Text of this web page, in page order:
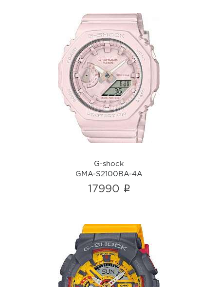
G-shock
GMA-S2100BA-4A
i
G-shock
GMA-S2100BA-4A
17990 i
G-shock